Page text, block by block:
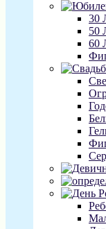
30
50
60